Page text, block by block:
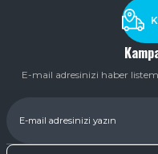
E-mail adresinizi haber